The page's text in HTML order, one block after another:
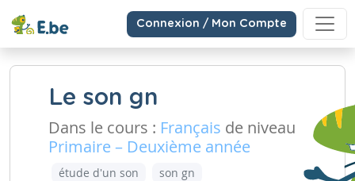
Connexion / Mon Compte
Le son gn
Dans le cours : Français de niveau
Primaire – Deuxième année
étude d'un son
son gn